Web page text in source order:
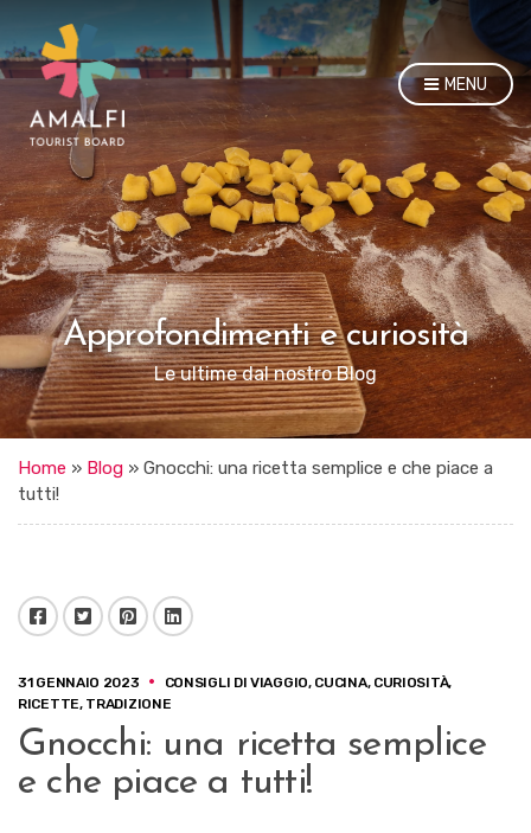
MENU
Approfondimenti e curiosità
Le ultime dal nostro Blog
Home » Blog » Gnocchi: una ricetta semplice e che piace a
tutti!
Facebook Twitter Pinterest LinkedIn
31 GENNAIO 2023 CONSIGLI DI VIAGGIO, CUCINA, CURIOSITÀ,
RICETTE, TRADIZIONE
Gnocchi: una ricetta semplice
e che piace a tutti!